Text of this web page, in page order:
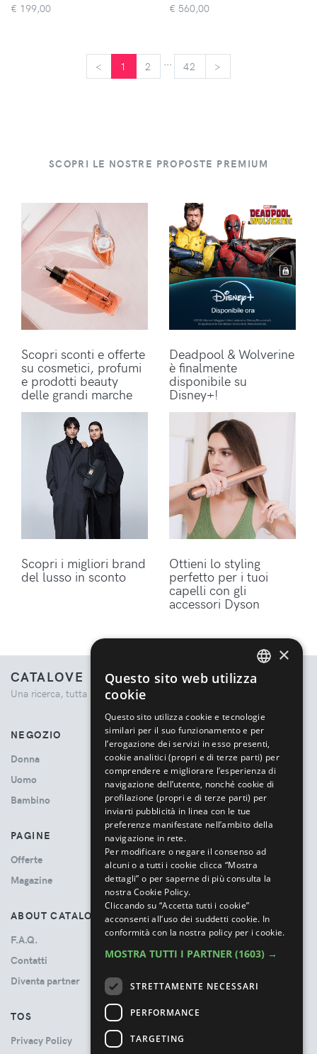
€ 199,00
€ 560,00
< 1 2 42 >
SCOPRI LE NOSTRE PROPOSTE PREMIUM
Scopri sconti e offerte
su cosmetici, profumi
e prodotti beauty
delle grandi marche
Deadpool & Wolverine
è finalmente
disponibile su
Disney+!
Scopri i migliori brand
del lusso in sconto
Ottieni lo styling
perfetto per i tuoi
capelli con gli
accessori Dyson
CATALOVE
Una ricerca, tutta la moda.
NEGOZIO
Donna
Uomo
Bambino
PAGINE
Offerte
Magazine
ABOUT CATALOVE
F.A.Q.
Contatti
Diventa partner
TOS
Privacy Policy
×
Questo sito web utilizza
cookie
Questo sito utilizza cookie e tecnologie
similari per il suo funzionamento e per
l’erogazione dei servizi in esso presenti,
cookie analitici (propri e di terze parti) per
comprendere e migliorare l’esperienza di
navigazione dell’utente, nonché cookie di
profilazione (propri e di terze parti) per
inviarti pubblicità in linea con le tue
preferenze manifestate nell’ambito della
navigazione in rete.
Per modificare o negare il consenso ad
alcuni o a tutti i cookie clicca “Mostra
dettagli” o per saperne di più consulta la
nostra Cookie Policy.
Cliccando su “Accetta tutti i cookie”
acconsenti all’uso dei suddetti cookie. In
conformità con la nostra policy per i cookie.
MOSTRA TUTTI I PARTNER (1603) →
STRETTAMENTE NECESSARI
PERFORMANCE
TARGETING